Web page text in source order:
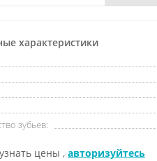
характеристики
зубьев:
цены , авторизуйтесь